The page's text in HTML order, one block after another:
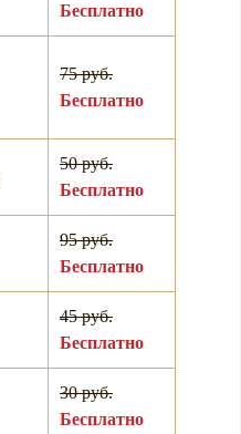
Бесплатно
75 руб.
Бесплатно
50 руб.
Бесплатно
95 руб.
Бесплатно
45 руб.
Бесплатно
30 руб.
Бесплатно